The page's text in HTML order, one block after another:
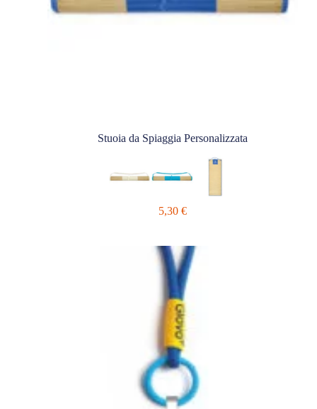
Stuoia da Spiaggia Personalizzata
5,30 €